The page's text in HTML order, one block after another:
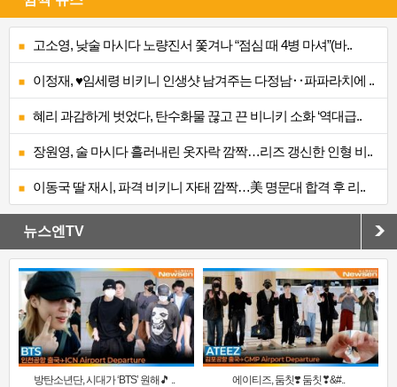
고소영, 낮술 마시다 노량진서 쫓겨나 “점심 때 4병 마셔”(바..
이정재, ♥임세령 비키니 인생샷 남겨주는 다정남‥파파라치에 ..
혜리 과감하게 벗었다, 탄수화물 끊고 끈 비니키 소화 ‘역대급..
장원영, 술 마시다 흘러내린 옷자락 깜짝…리즈 갱신한 인형 비..
이동국 딸 재시, 파격 비키니 자태 깜짝…美 명문대 합격 후 리..
뉴스엔TV
방탄소년단, 시대가 ‘BTS’ 원해🎵 .. 에이티즈, 둠칫❣️ 둠칫❣&#..